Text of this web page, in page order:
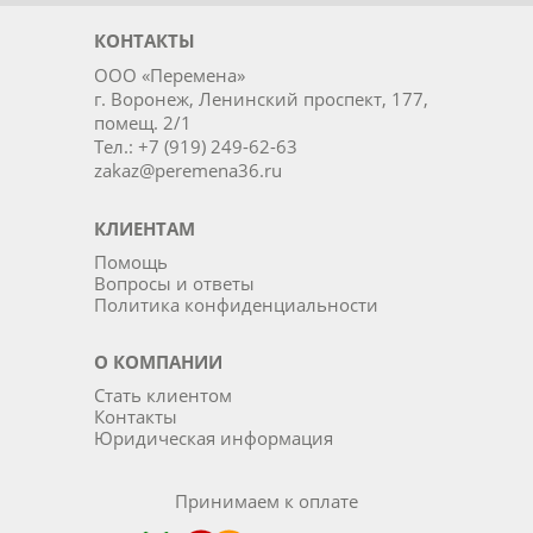
КОНТАКТЫ
ООО «Перемена»
г. Воронеж, Ленинский проспект, 177,
помещ. 2/1
Тел.: +7 (919) 249-62-63
zakaz@peremena36.ru
КЛИЕНТАМ
Помощь
Вопросы и ответы
Политика конфиденциальности
О КОМПАНИИ
Стать клиентом
Контакты
Юридическая информация
Принимаем к оплате